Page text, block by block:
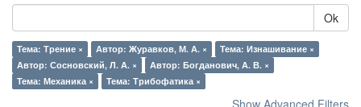
Ok
Тема: Трение × Автор: Журавков, М. А. ×
Тема: Изнашивание ×
Автор: Сосновский, Л. А. ×
Автор: Богданович, А. В. ×
Тема: Механика ×
Тема: Трибофатика ×
Show Advanced Filters